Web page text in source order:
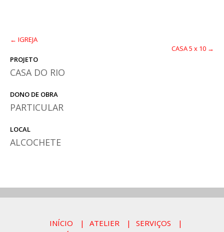
← IGREJA
CASA 5 x 10 →
PROJETO
CASA DO RIO
DONO DE OBRA
PARTICULAR
LOCAL
ALCOCHETE
INÍCIO ATELIER
SERVIÇOS